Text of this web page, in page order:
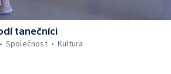
tanečníci
Společnost Kultura